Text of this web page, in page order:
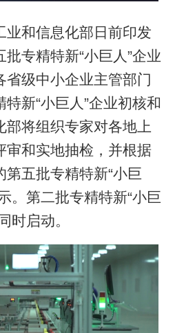
业和信息化部日前印发
专精特新“小巨人”企业
省级中小企业主管部门
新“小巨人”企业初核和
部将组织专家对各地上
审和实地抽检，并根据
五批专精特新“小巨
。第二批专精特新“小巨
时启动。